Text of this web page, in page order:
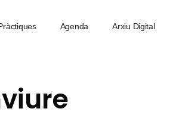
Agenda Arxiu Digital